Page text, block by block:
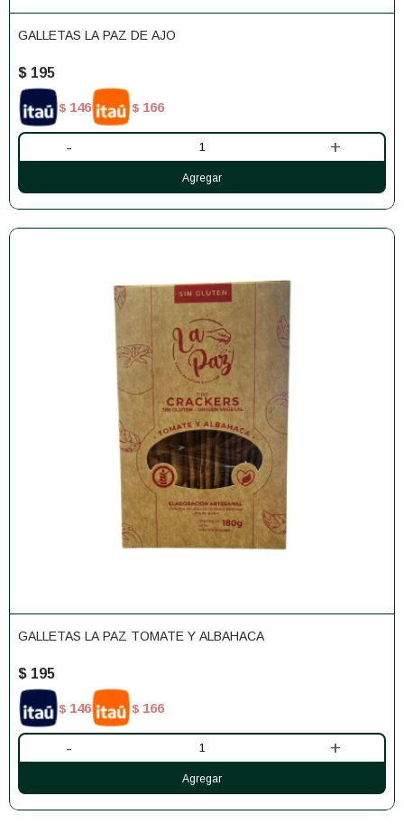
GALLETAS LA PAZ DE AJO
$ 195
$ 146 $ 166
- +
GALLETAS LA PAZ TOMATE Y ALBAHACA
$ 195
$ 146 $ 166
- +